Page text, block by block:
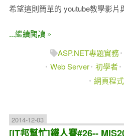
希望這則簡單的 youtube教學影
...繼續閱讀 »
ASP.NET專題實務
Web Server 初學者
網頁程式
2014-12-03
[IT邦幫忙]鐵人賽#26--